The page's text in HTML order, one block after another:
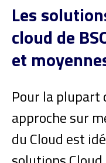
Les
cloud de
et
Pour la plupart
approche sur
du Cloud est